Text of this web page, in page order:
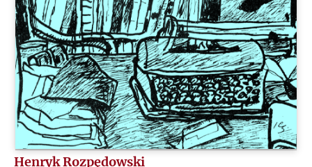
Henryk Rozpędowski